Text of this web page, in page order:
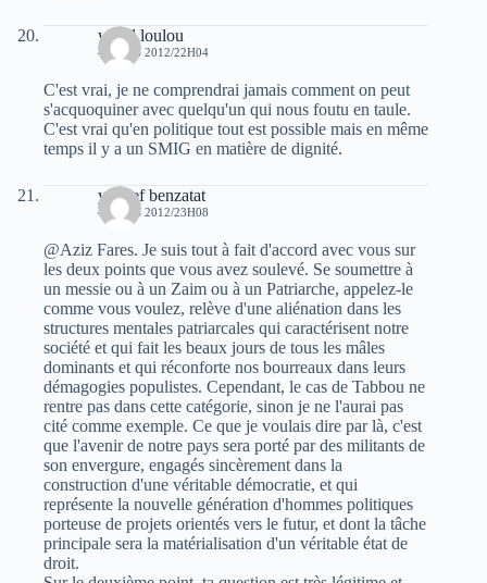
walid loulou
4 MARS 2012/22H04
C'est vrai, je ne comprendrai jamais comment on peut
s'acquoquiner avec quelqu'un qui nous foutu en taule.
C'est vrai qu'en politique tout est possible mais en même
temps il y a un SMIG en matière de dignité.
youcef benzatat
4 MARS 2012/23H08
@Aziz Fares. Je suis tout à fait d'accord avec vous sur
les deux points que vous avez soulevé. Se soumettre à
un messie ou à un Zaim ou à un Patriarche, appelez-le
comme vous voulez, relève d'une aliénation dans les
structures mentales patriarcales qui caractérisent notre
société et qui fait les beaux jours de tous les mâles
dominants et qui réconforte nos bourreaux dans leurs
démagogies populistes. Cependant, le cas de Tabbou ne
rentre pas dans cette catégorie, sinon je ne l'aurai pas
cité comme exemple. Ce que je voulais dire par là, c'est
que l'avenir de notre pays sera porté par des militants de
son envergure, engagés sincèrement dans la
construction d'une véritable démocratie, et qui
représente la nouvelle génération d'hommes politiques
porteuse de projets orientés vers le futur, et dont la tâche
principale sera la matérialisation d'un véritable état de
droit.